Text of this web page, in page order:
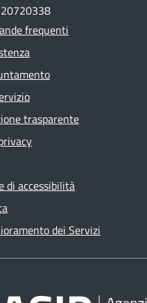
frequenti
trasparente
di accessibilità
dei Servizi